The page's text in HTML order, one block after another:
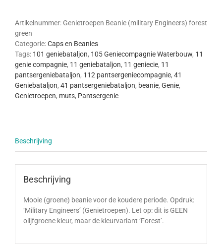
Green)
Artikelnummer: Genietroepen Beanie (military Engineers) forest
green
Categorie:Caps en Beanies
Tags: 101 geniebataljon, 105 Geniecompagnie Waterbouw, 11
genie compagnie, 11 geniebataljon, 11 geniecie, 11
pantsergeniebataljon, 112 pantsergeniecompagnie, 41
Geniebataljon, 41 pantsergeniebataljon, beanie, Genie,
Genietroepen, muts, Pantsergenie
Beschrijving
Beschrijving
Mooie (groene) beanie voor de koudere periode. Opdruk:
‘Military Engineers’ (Genietroepen). Let op: dit is GEEN
olijfgroene kleur, maar de kleurvariant ‘Forest’.